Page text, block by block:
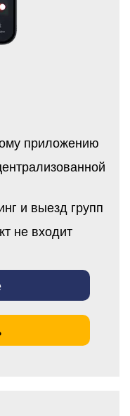
приложению
и выезд групп
не входит